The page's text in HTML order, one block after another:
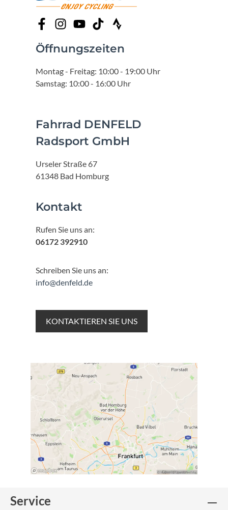
Öffnungszeiten
Montag - Freitag: 10:00 - 19:00 Uhr
Samstag: 10:00 - 16:00 Uhr
Fahrrad DENFELD
Radsport GmbH
Urseler Straße 67
61348 Bad Homburg
Kontakt
Rufen Sie uns an:
06172 392910
Schreiben Sie uns an:
info@denfeld.de
KONTAKTIEREN SIE UNS
Service